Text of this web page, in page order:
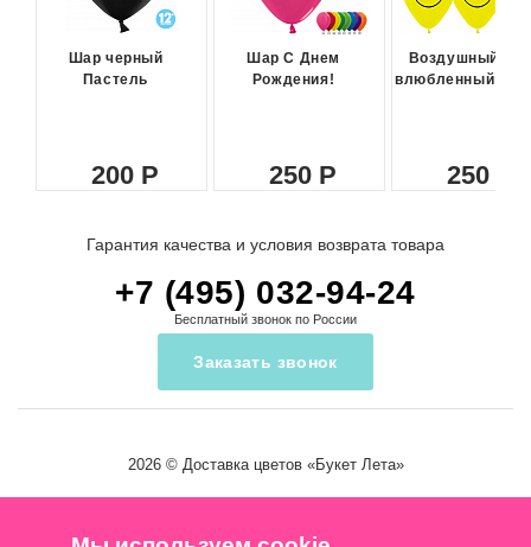
Шар черный
Пастель
200
Шар С Днем
Рождения!
250
Воздушный
влюбленный
250
Гарантия качества и условия возврата товара
+7 (495) 032-94-24
Бесплатный звонок по России
Заказать звонок
2026 © Доставка цветов«Букет Лета»